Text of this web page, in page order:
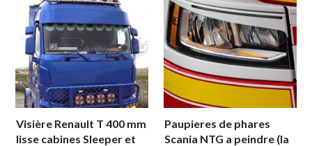
Visière Renault T 400 mm
lisse cabines Sleeper et
Paupieres de phares
Scania NTG a peindre (la